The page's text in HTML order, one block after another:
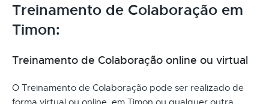
Treinamento de Colaboração em
Timon:
Treinamento de Colaboração online ou virtual
O Treinamento de Colaboração pode ser realizado de